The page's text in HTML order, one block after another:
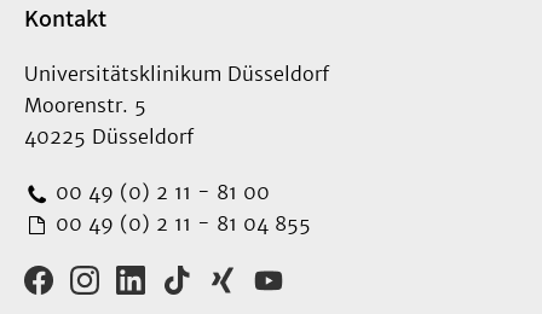
Kontakt
Universitätsklinikum Düsseldorf
Moorenstr. 5
40225 Düsseldorf
00 49 (0) 2 11 - 81 00
00 49 (0) 2 11 - 81 04 855